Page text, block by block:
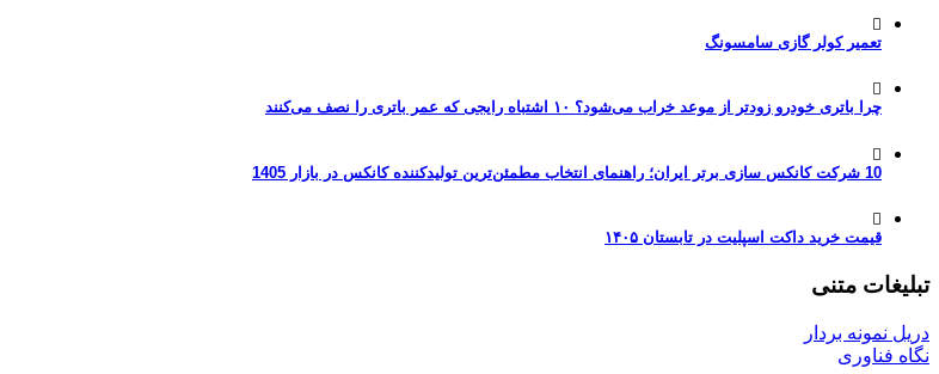
تعمیر کولر گازی سامسونگ
چرا باتری خودرو زودتر از موعد خراب می‌شود؟ ۱۰ اشتباه رایجی که عمر باتری را نصف می‌کنند
10 شرکت کانکس سازی برتر ایران؛ راهنمای انتخاب مطمئن‌ترین تولیدکننده کانکس در بازار 1405
قیمت خرید داکت اسپلیت در تابستان ۱۴۰۵
تبلیغات متنی
دریل نمونه بردار
نگاه فناوری